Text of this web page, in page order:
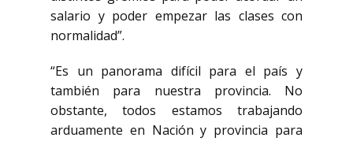
salario y poder empezar las clases con
normalidad”.
“Es un panorama difícil para el país y
también para nuestra provincia. No
obstante, todos estamos trabajando
arduamente en Nación y provincia para